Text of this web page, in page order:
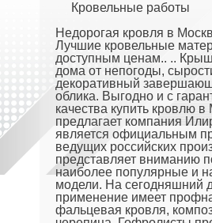
Кровельные работы
Недорогая кровля в
Лучшие кровельные
доступным ценам.. ..
дома от непогоды,
декоративный
облика. Выгодно и с
качества купить кровлю в
предлагает компания
является официальным
ведущих российских
представляет вниманию
наиболее популярные и
модели. На сегодняшний
применение имеет
фальцевая кровля,